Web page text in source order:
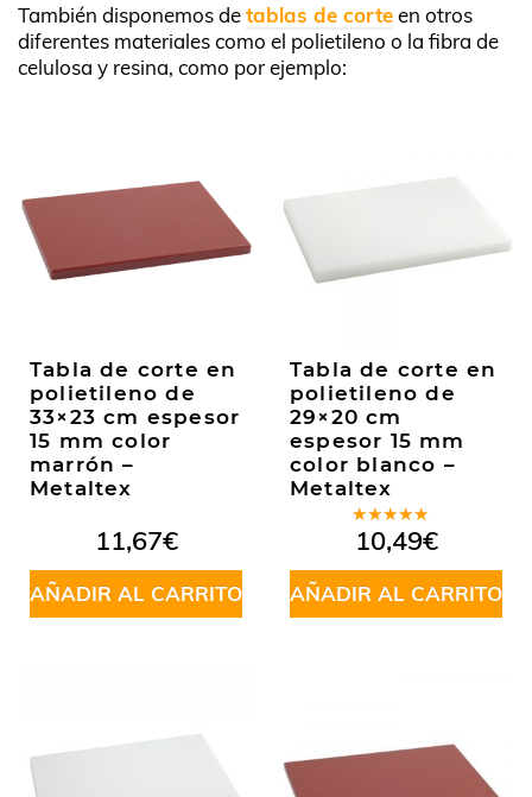
También disponemos detablas de corteen otros
diferentes materiales como el polietileno o la fibra de
celulosa y resina, como por ejemplo:
Tabla de corte en
polietileno de
33×23 cm espesor
15 mm color
marrón –
Metaltex
11,67€
AÑADIR AL CARRITO
Tabla de corte en
polietileno de
29×20 cm
espesor 15 mm
color blanco –
Metaltex
Valorado
en4.50
de 5
10,49€
AÑADIR AL CARRITO